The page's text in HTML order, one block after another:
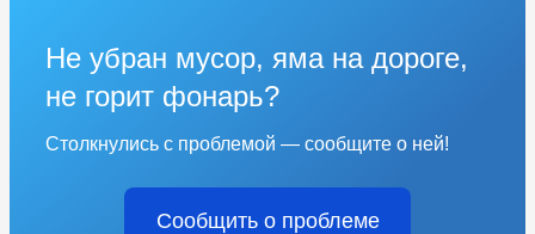
Не убран мусор, яма на дороге,
не горит фонарь?
Столкнулись с проблемой — сообщите о ней!
Сообщить о проблеме